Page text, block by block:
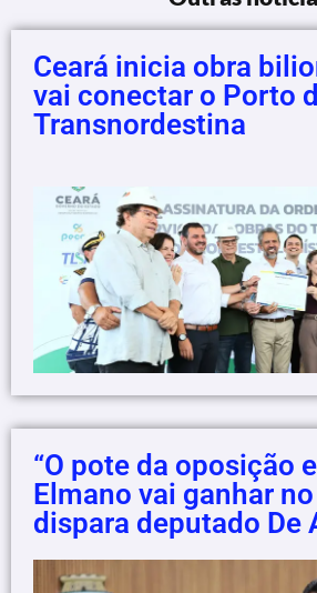
Ceará inicia obra
vai conectar o Porto
Transnordestina
“O pote da oposição
Elmano vai ganhar no
dispara deputado De